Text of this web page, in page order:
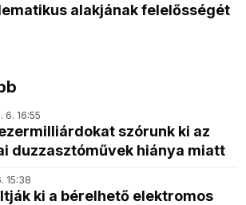
alakjának felelősségét
6. 16:55
szórunk ki az
duzzasztóművek hiánya miatt
15:38
ki a bérelhető elektromos